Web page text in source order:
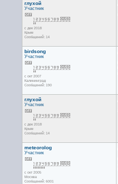
глухой
Участник
с дек 2018
Крым
Сообщений: 14
birdsong
Участник
с окт 2007
Калининград
Сообщений: 190
глухой
Участник
с дек 2018
Крым
Сообщений: 14
meteorolog
Участник
с окт 2005
Москва
Сообщений: 6001